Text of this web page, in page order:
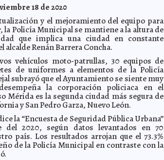
18 de 2020
y el mejoramiento del equipo para
la Policía Municipal se mantiene a la altura de
que implica una ciudad en constante
Renán Barrera Concha.
vehículos moto-patrullas, 30 equipos de
de uniformes a elementos de la Policía
subrayó que el Ayuntamiento se siente muy
la corporación policiaca en el
Mérida es la segunda ciudad más segura de
y San Pedro Garza, Nuevo León.
la “Encuesta de Seguridad Pública Urbana”
del 2020, según datos levantados en 70
país. Los resultados arrojan que el 73.3%
de la Policía Municipal en contraste con la